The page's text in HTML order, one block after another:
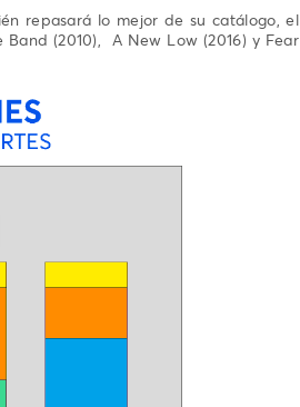
repasará lo mejor de su catálogo, el
(2010), A New Low (2016) y Fear